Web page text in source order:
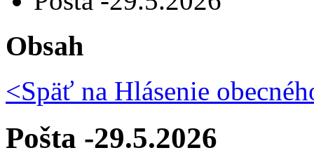
Obsah
<Späť na Hlásenie
Pošta -29.5.2026